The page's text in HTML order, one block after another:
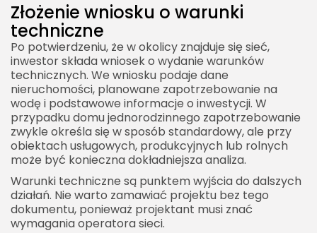
Złożenie wniosku o warunki
techniczne
Po potwierdzeniu, że w okolicy znajduje się sieć,
inwestor składa wniosek o wydanie warunków
technicznych. We wniosku podaje dane
nieruchomości, planowane zapotrzebowanie na
wodę i podstawowe informacje o inwestycji. W
przypadku domu jednorodzinnego zapotrzebowanie
zwykle określa się w sposób standardowy, ale przy
obiektach usługowych, produkcyjnych lub rolnych
może być konieczna dokładniejsza analiza.
Warunki techniczne są punktem wyjścia do dalszych
działań. Nie warto zamawiać projektu bez tego
dokumentu, ponieważ projektant musi znać
wymagania operatora sieci.